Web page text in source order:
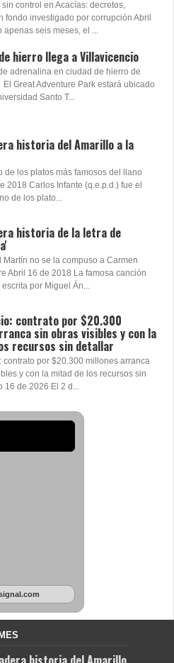
control en Acacías: decretos,
fondo investigado por corrupción Abril
apenas seis meses, el ...
hierro llega a Villavicencio
adrenalina en ciudad de hierro de
Great Adventure Park estará ubicado
Santo T...
historia del Amarillo a la
de los platos más famosos del llano
2018 Carlos Infante (q.e.p.d.) fue el
de los plato...
historia de la letra de
Martín no se la compuso a Carmen
Abril 16 de 2018 La famosa canción
escrita por Miguel Án...
contrato por $20.300
sin obras visibles y con la
recursos sin detallar
contrato por $20.300 millones arranca
y con la mitad de los recursos sin
16 de 2026 El 2 d...